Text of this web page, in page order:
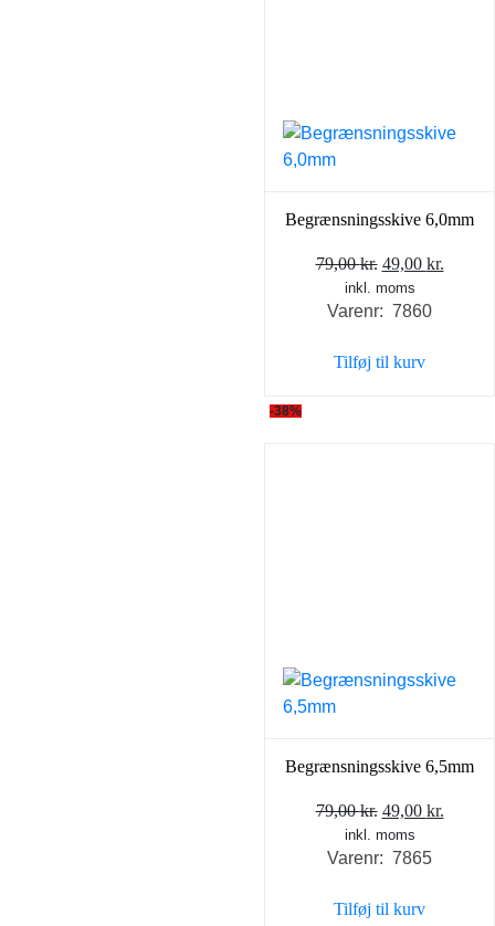
Begrænsningsskive 6,0mm
79,00kr. Den
oprindelige
pris
79,00 kr..
49,00 kr.
inkl. moms
Varenr: 7860
Tilføj til kurv
-38%
Begrænsningsskive 6,5mm
79,00kr. Den
oprindelige
pris
79,00 kr..
49,00 kr.
inkl. moms
Varenr: 7865
Tilføj til kurv